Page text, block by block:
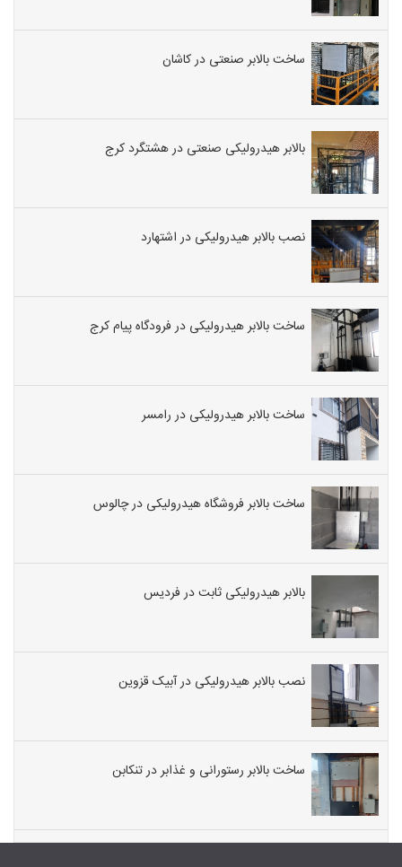
ساخت بالابر صنعتی در کاشان
بالابر هیدرولیکی صنعتی در هشتگرد کرج
نصب بالابر هیدرولیکی در اشتهارد
ساخت بالابر هیدرولیکی در فرودگاه پیام کرج
ساخت بالابر هیدرولیکی در رامسر
ساخت بالابر فروشگاه هیدرولیکی در چالوس
بالابر هیدرولیکی ثابت در فردیس
نصب بالابر هیدرولیکی در آبیک قزوین
ساخت بالابر رستورانی و غذابر در تنکابن